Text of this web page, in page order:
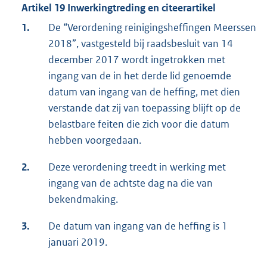
Artikel 19 Inwerkingtreding en citeerartikel
1.
De “Verordening reinigingsheffingen Meerssen
2018”, vastgesteld bij raadsbesluit van 14
december 2017 wordt ingetrokken met
ingang van de in het derde lid genoemde
datum van ingang van de heffing, met dien
verstande dat zij van toepassing blijft op de
belastbare feiten die zich voor die datum
hebben voorgedaan.
2.
Deze verordening treedt in werking met
ingang van de achtste dag na die van
bekendmaking.
3.
De datum van ingang van de heffing is 1
januari 2019.